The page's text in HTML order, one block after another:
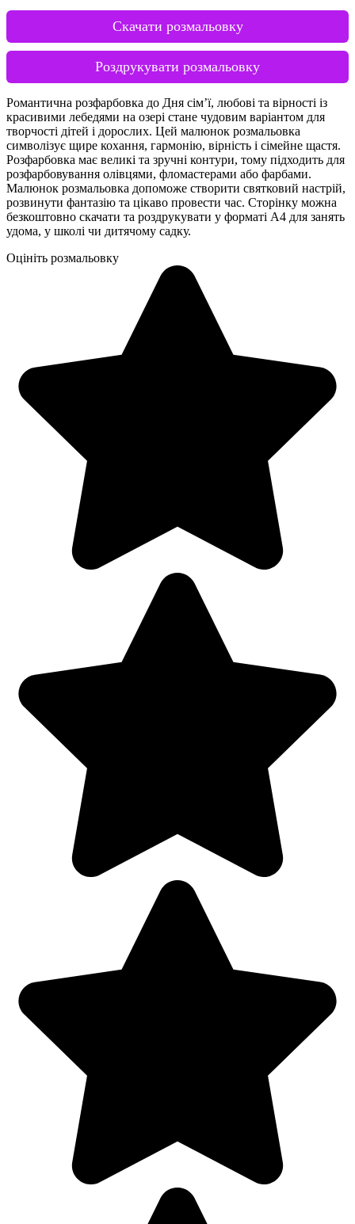
Скачати розмальовку
Роздрукувати розмальовку
Романтична розфарбовка до Дня сім’ї, любові та вірності із
красивими лебедями на озері стане чудовим варіантом для
творчості дітей і дорослих. Цей малюнок розмальовка
символізує щире кохання, гармонію, вірність і сімейне щастя.
Розфарбовка має великі та зручні контури, тому підходить для
розфарбовування олівцями, фломастерами або фарбами.
Малюнок розмальовка допоможе створити святковий настрій,
розвинути фантазію та цікаво провести час. Сторінку можна
безкоштовно скачати та роздрукувати у форматі А4 для занять
удома, у школі чи дитячому садку.
Оцініть розмальовку